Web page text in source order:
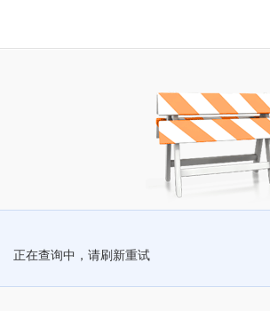
正在查询中，请刷新重试